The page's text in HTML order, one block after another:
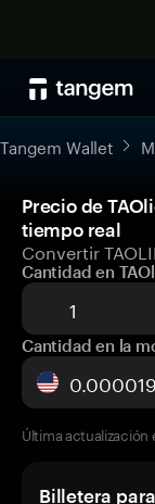
Tangem Wallet
Precio de
tiempo real
Convertir
Cantidad en
Cantidad en la
Última actualización
Billetera